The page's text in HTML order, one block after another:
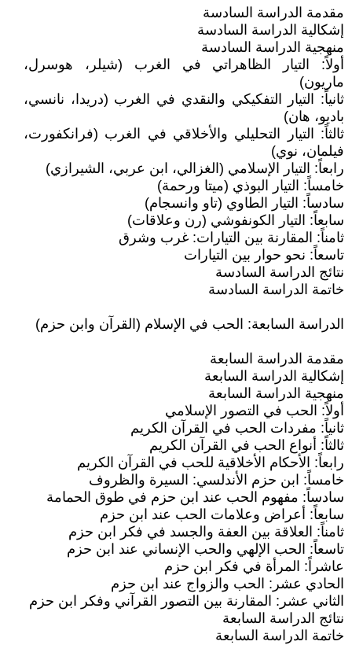
مقدمة الدراسة السادسة
إشكالية الدراسة السادسة
منهجية الدراسة السادسة
أولاً: التيار الظاهراتي في الغرب (شيلر، هوسرل،
ماريون)
ثانياً: التيار التفكيكي والنقدي في الغرب (دريدا، نانسي،
باديو، هان)
ثالثاً: التيار التحليلي والأخلاقي في الغرب (فرانكفورت،
فيلمان، نوي)
رابعاً: التيار الإسلامي (الغزالي، ابن عربي، الشيرازي)
خامساً: التيار البوذي (ميتا ورحمة)
سادساً: التيار الطاوي (تاو وانسجام)
سابعاً: التيار الكونفوشي (رن وعلاقات)
ثامناً: المقارنة بين التيارات: غرب وشرق
تاسعاً: نحو حوار بين التيارات
نتائج الدراسة السادسة
خاتمة الدراسة السادسة
الدراسة السابعة: الحب في الإسلام (القرآن وابن حزم)
مقدمة الدراسة السابعة
إشكالية الدراسة السابعة
منهجية الدراسة السابعة
أولاً: الحب في التصور الإسلامي
ثانياً: مفردات الحب في القرآن الكريم
ثالثاً: أنواع الحب في القرآن الكريم
رابعاً: الأحكام الأخلاقية للحب في القرآن الكريم
خامساً: ابن حزم الأندلسي: السيرة والظروف
سادساً: مفهوم الحب عند ابن حزم في طوق الحمامة
سابعاً: أعراض وعلامات الحب عند ابن حزم
ثامناً: العلاقة بين العفة والجسد في فكر ابن حزم
تاسعاً: الحب الإلهي والحب الإنساني عند ابن حزم
عاشراً: المرأة في فكر ابن حزم
الحادي عشر: الحب والزواج عند ابن حزم
الثاني عشر: المقارنة بين التصور القرآني وفكر ابن حزم
نتائج الدراسة السابعة
خاتمة الدراسة السابعة